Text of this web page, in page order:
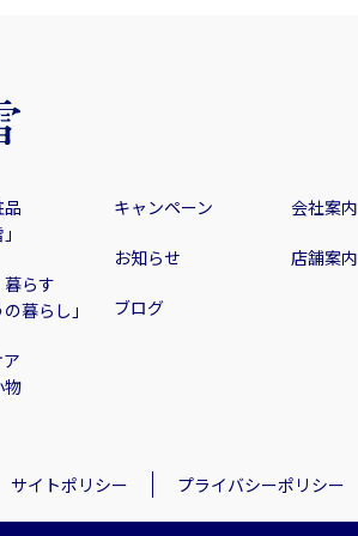
らす
の暮らし」
物
キャンペーン
お知らせ
ブログ
会社案内
店舗案内
サイトポリシー プライバシーポリシー